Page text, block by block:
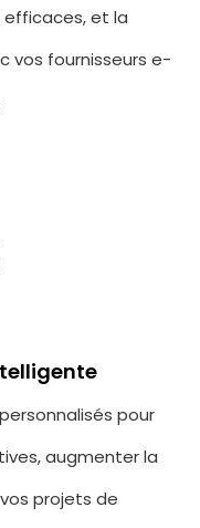
efficaces, et la
vos fournisseurs e-
pour
augmenter la
projets de